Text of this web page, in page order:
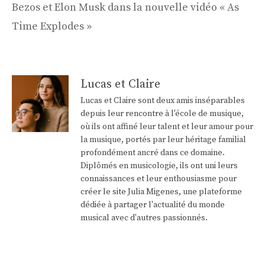
Bezos et Elon Musk dans la nouvelle vidéo « As
Time Explodes »
Lucas et Claire
Lucas et Claire sont deux amis inséparables
depuis leur rencontre à l'école de musique,
où ils ont affiné leur talent et leur amour pour
la musique, portés par leur héritage familial
profondément ancré dans ce domaine.
Diplômés en musicologie, ils ont uni leurs
connaissances et leur enthousiasme pour
créer le site Julia Migenes, une plateforme
dédiée à partager l'actualité du monde
musical avec d'autres passionnés.